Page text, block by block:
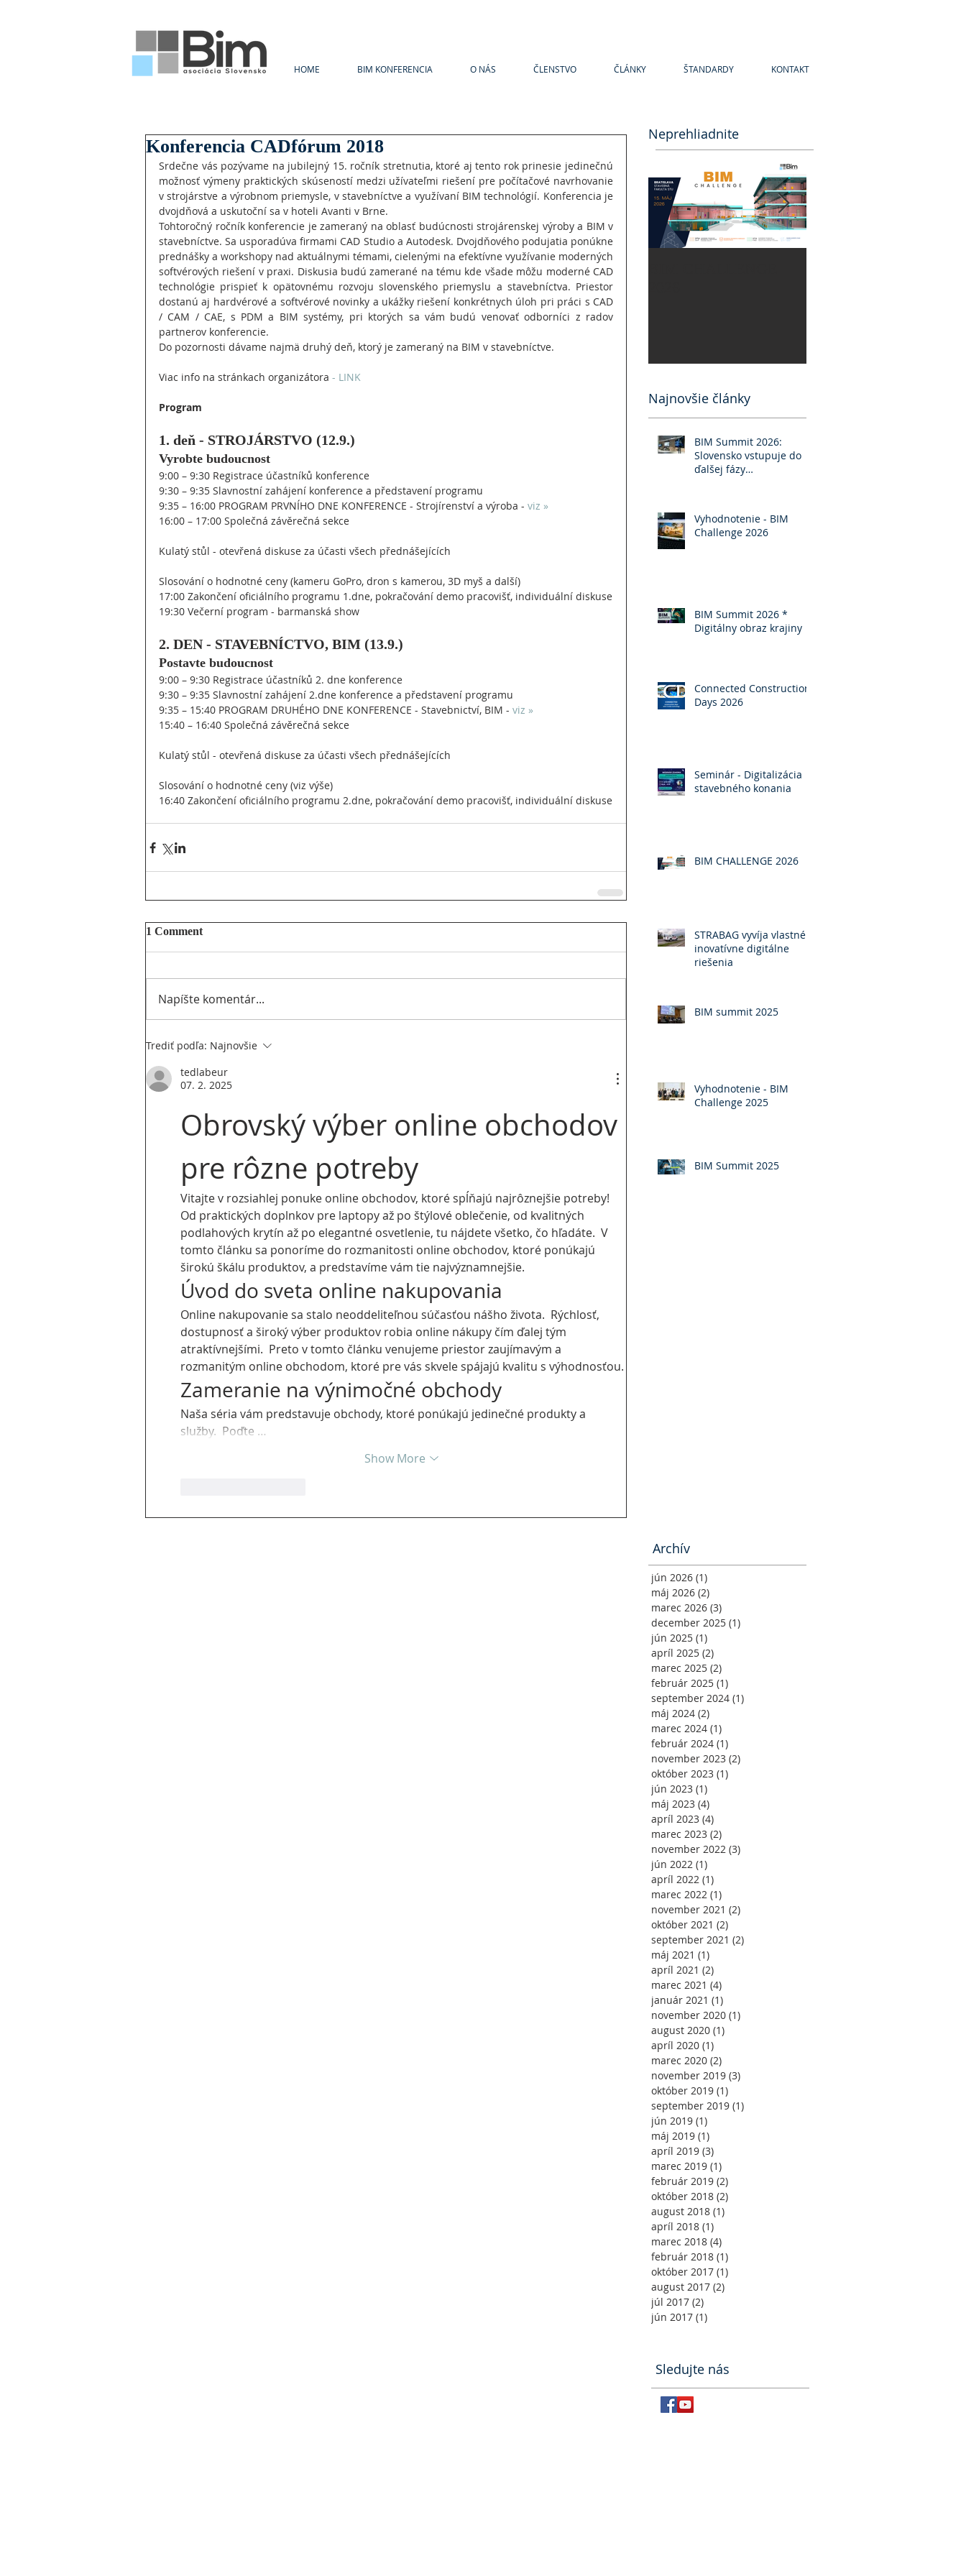
HOME BIM KONFERENCIA O NÁS ČLENSTVO ČLÁNKY ŠTANDARDY KONTAKT
Konferencia CADfórum 2018
​Srdečne vás pozývame na jubilejný 15. ročník stretnutia, ktoré aj tento rok prinesie jedinečnú
možnosť výmeny praktických skúseností medzi užívateľmi riešení pre počítačové navrhovanie
v strojárstve a výrobnom priemysle, v stavebníctve a využívaní BIM technológií. Konferencia je
dvojdňová a uskutoční sa v hoteli Avanti v Brne.
Tohtoročný ročník konferencie je zameraný na oblasť budúcnosti strojárenskej výroby a BIM v
stavebníctve. Sa usporadúva firmami CAD Studio a Autodesk. Dvojdňového podujatia ponúkne
prednášky a workshopy nad aktuálnymi témami, cielenými na efektívne využívanie moderných
softvérových riešení v praxi. Diskusia budú zamerané na tému kde všade môžu moderné CAD
technológie prispieť k opätovnému rozvoju slovenského priemyslu a stavebníctva. Priestor
dostanú aj hardvérové ​​a softvérové ​​novinky a ukážky riešení konkrétnych úloh pri práci s CAD
/ CAM / CAE, s PDM a BIM systémy, pri ktorých sa vám budú venovať odborníci z radov
partnerov konferencie.
Do pozornosti dávame najmä druhý deň, ktorý je zameraný na BIM v stavebníctve.
Viac info na stránkach organizátora - LINK
Program
1. deň - STROJÁRSTVO (12.9.)
Vyrobte budoucnost
9:00 – 9:30 Registrace účastníků konference
9:30 – 9:35 Slavnostní zahájení konference a představení programu
9:35 – 16:00 PROGRAM PRVNÍHO DNE KONFERENCE - Strojírenství a výroba - viz »
16:00 – 17:00 Společná závěrečná sekce
Kulatý stůl - otevřená diskuse za účasti všech přednášejících
Slosování o hodnotné ceny (kameru GoPro, dron s kamerou, 3D myš a další)
17:00 Zakončení oficiálního programu 1.dne, pokračování demo pracovišť, individuální diskuse
19:30 Večerní program - barmanská show
2. DEN - STAVEBNÍCTVO, BIM (13.9.)
Postavte budoucnost
9:00 – 9:30 Registrace účastníků 2. dne konference
9:30 – 9:35 Slavnostní zahájení 2.dne konference a představení programu
9:35 – 15:40 PROGRAM DRUHÉHO DNE KONFERENCE - Stavebnictví, BIM - viz »
15:40 – 16:40 Společná závěrečná sekce
Kulatý stůl - otevřená diskuse za účasti všech přednášejících
Slosování o hodnotné ceny (viz výše)
16:40 Zakončení oficiálního programu 2.dne, pokračování demo pracovišť, individuální diskuse
1 Comment
Napíšte komentár...
Trediť podľa: Najnovšie
tedlabeur
07. 2. 2025
Obrovský výber online obchodov
pre rôzne potreby
Vitajte v rozsiahlej ponuke online obchodov, ktoré spĺňajú najrôznejšie potreby!
Od praktických doplnkov pre laptopy až po štýlové oblečenie, od kvalitných
podlahových krytín až po elegantné osvetlenie, tu nájdete všetko, čo hľadáte.  V
tomto článku sa ponoríme do rozmanitosti online obchodov, ktoré ponúkajú
širokú škálu produktov, a predstavíme vám tie najvýznamnejšie.
Úvod do sveta online nakupovania
Online nakupovanie sa stalo neoddeliteľnou súčasťou nášho života.  Rýchlosť,
dostupnosť a široký výber produktov robia online nákupy čím ďalej tým
atraktívnejšími.  Preto v tomto článku venujeme priestor zaujímavým a
rozmanitým online obchodom, ktoré pre vás skvele spájajú kvalitu s výhodnosťou.
Zameranie na výnimočné obchody
Naša séria vám predstavuje obchody, ktoré ponúkajú jedinečné produkty a
služby.  Poďte …
Show More
Neprehliadnite
Najnovšie články
BIM Summit 2026:
Slovensko vstupuje do
ďalšej fázy
Vyhodnotenie - BIM
Challenge 2026
BIM Summit 2026 *
Digitálny obraz krajiny
Connected Construction
Days 2026
Seminár - Digitalizácia
stavebného konania
BIM CHALLENGE 2026
STRABAG vyvíja vlastné
inovatívne digitálne
riešenia
BIM summit 2025
Vyhodnotenie - BIM
Challenge 2025
BIM Summit 2025
Archív
jún 2026 (1)
máj 2026 (2)
marec 2026 (3)
december 2025 (1)
jún 2025 (1)
apríl 2025 (2)
marec 2025 (2)
február 2025 (1)
september 2024 (1)
máj 2024 (2)
marec 2024 (1)
február 2024 (1)
november 2023 (2)
október 2023 (1)
jún 2023 (1)
máj 2023 (4)
apríl 2023 (4)
marec 2023 (2)
november 2022 (3)
jún 2022 (1)
apríl 2022 (1)
marec 2022 (1)
november 2021 (2)
október 2021 (2)
september 2021 (2)
máj 2021 (1)
apríl 2021 (2)
marec 2021 (4)
január 2021 (1)
november 2020 (1)
august 2020 (1)
apríl 2020 (1)
marec 2020 (2)
november 2019 (3)
október 2019 (1)
september 2019 (1)
jún 2019 (1)
máj 2019 (1)
apríl 2019 (3)
marec 2019 (1)
február 2019 (2)
október 2018 (2)
august 2018 (1)
apríl 2018 (1)
marec 2018 (4)
február 2018 (1)
október 2017 (1)
august 2017 (2)
júl 2017 (2)
jún 2017 (1)
Sledujte nás